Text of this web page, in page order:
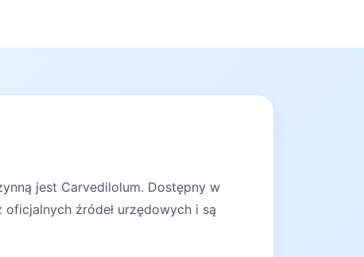
jest Carvedilolum. Dostępny w
źródeł urzędowych i są